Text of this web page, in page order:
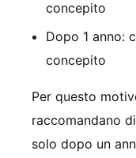
concepito
Dopo 1 anno:
concepito
Per questo
raccomandano
solo dopo un